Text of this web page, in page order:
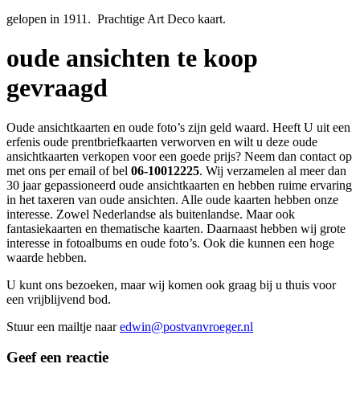
gelopen in 1911. Prachtige Art Deco kaart.
oude ansichten te koop
gevraagd
Oude ansichtkaarten en oude foto’s zijn geld waard. Heeft U uit een
erfenis oude prentbriefkaarten verworven en wilt u deze oude
ansichtkaarten verkopen voor een goede prijs? Neem dan contact op
met ons per email of bel 06-10012225. Wij verzamelen al meer dan
30 jaar gepassioneerd oude ansichtkaarten en hebben ruime ervaring
in het taxeren van oude ansichten. Alle oude kaarten hebben onze
interesse. Zowel Nederlandse als buitenlandse. Maar ook
fantasiekaarten en thematische kaarten. Daarnaast hebben wij grote
interesse in fotoalbums en oude foto’s. Ook die kunnen een hoge
waarde hebben.
U kunt ons bezoeken, maar wij komen ook graag bij u thuis voor
een vrijblijvend bod.
Stuur een mailtje naaredwin@postvanvroeger.nl
Geef een reactie